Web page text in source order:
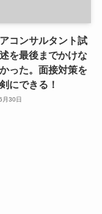
コンサルタント試
を最後までかけな
った。面接対策を
にできる！
月30日